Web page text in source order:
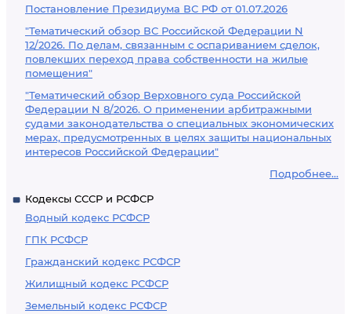
Постановление Президиума ВС РФ от 01.07.2026
"Тематический обзор ВС Российской Федерации N
12/2026. По делам, связанным с оспариванием сделок,
повлекших переход права собственности на жилые
помещения"
"Тематический обзор Верховного суда Российской
Федерации N 8/2026. О применении арбитражными
судами законодательства о специальных экономических
мерах, предусмотренных в целях защиты национальных
интересов Российской Федерации"
Подробнее...
Кодексы СССР и РСФСР
Водный кодекс РСФСР
ГПК РСФСР
Гражданский кодекс РСФСР
Жилищный кодекс РСФСР
Земельный кодекс РСФСР